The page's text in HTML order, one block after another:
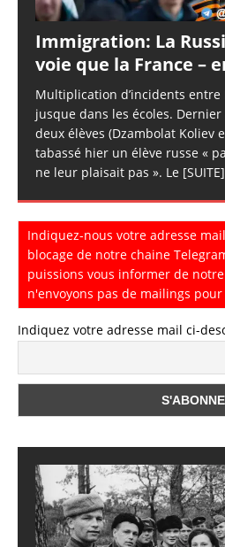
Immigration: La
voie que la France –
Multiplication d’incidents entre
jusque dans les écoles.
deux élèves (Dzambolat Koliev
tabassé hier un élève russe «
ne leur plaisait pas ». Le [SUITE]
Indiquez-nous votre adresse
blocage de notre chaine
puissions vous informer de
n'envoyons pas de mailings
Indiquez votre adresse mail ci-